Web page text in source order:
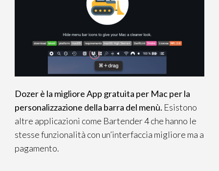
Dozer è la migliore App gratuita per Mac per la
personalizzazione della barra del menù. Esistono
altre applicazioni come Bartender 4 che hanno le
stesse funzionalità con un’interfaccia migliore ma a
pagamento.